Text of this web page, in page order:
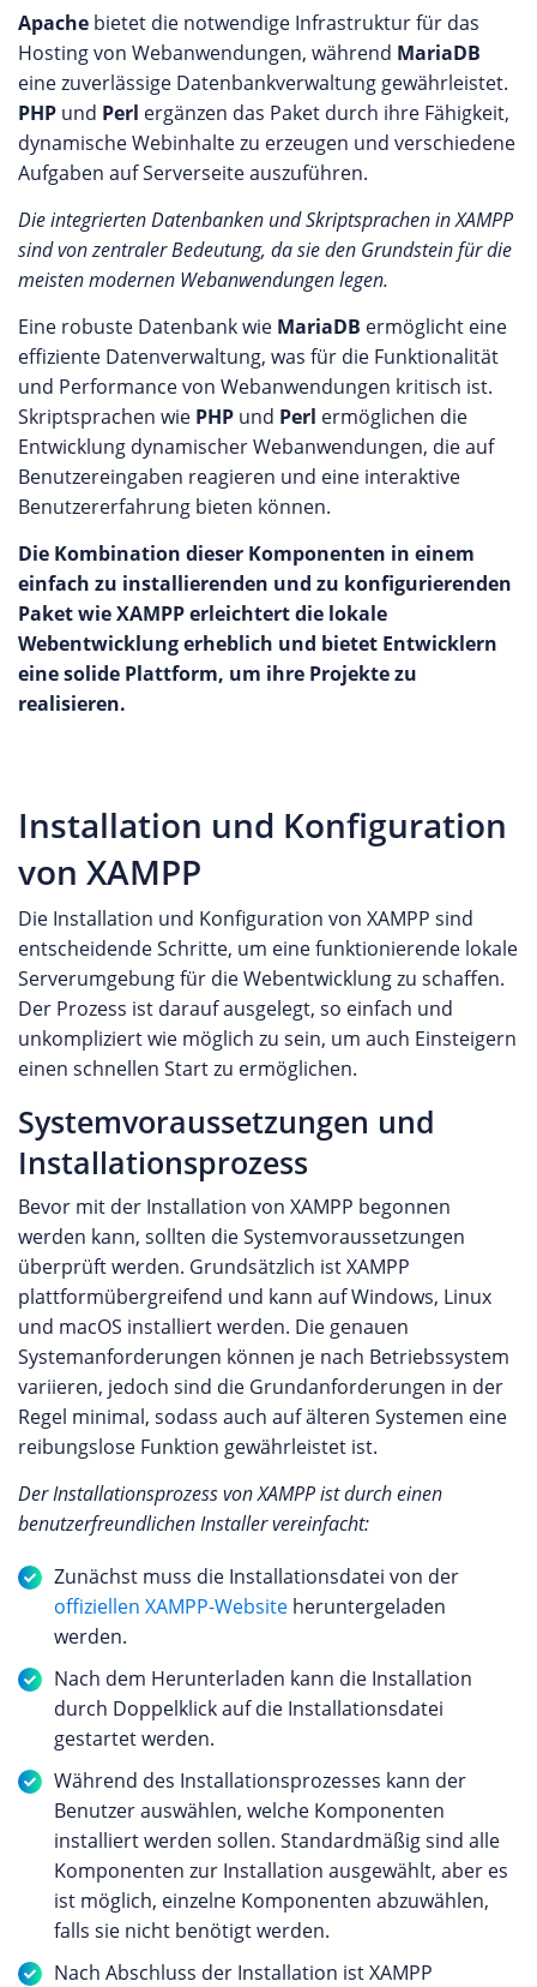
Apache bietet die notwendige Infrastruktur für das
Hosting von Webanwendungen, während MariaDB
eine zuverlässige Datenbankverwaltung gewährleistet.
PHP und Perl ergänzen das Paket durch ihre Fähigkeit,
dynamische Webinhalte zu erzeugen und verschiedene
Aufgaben auf Serverseite auszuführen.
Die integrierten Datenbanken und Skriptsprachen in XAMPP
sind von zentraler Bedeutung, da sie den Grundstein für die
meisten modernen Webanwendungen legen.
Eine robuste Datenbank wie MariaDB ermöglicht eine
effiziente Datenverwaltung, was für die Funktionalität
und Performance von Webanwendungen kritisch ist.
Skriptsprachen wie PHP und Perl ermöglichen die
Entwicklung dynamischer Webanwendungen, die auf
Benutzereingaben reagieren und eine interaktive
Benutzererfahrung bieten können.
Die Kombination dieser Komponenten in einem
einfach zu installierenden und zu konfigurierenden
Paket wie XAMPP erleichtert die lokale
Webentwicklung erheblich und bietet Entwicklern
eine solide Plattform, um ihre Projekte zu
realisieren.
Installation und Konfiguration
von XAMPP
Die Installation und Konfiguration von XAMPP sind
entscheidende Schritte, um eine funktionierende lokale
Serverumgebung für die Webentwicklung zu schaffen.
Der Prozess ist darauf ausgelegt, so einfach und
unkompliziert wie möglich zu sein, um auch Einsteigern
einen schnellen Start zu ermöglichen.
Systemvoraussetzungen und
Installationsprozess
Bevor mit der Installation von XAMPP begonnen
werden kann, sollten die Systemvoraussetzungen
überprüft werden. Grundsätzlich ist XAMPP
plattformübergreifend und kann auf Windows, Linux
und macOS installiert werden. Die genauen
Systemanforderungen können je nach Betriebssystem
variieren, jedoch sind die Grundanforderungen in der
Regel minimal, sodass auch auf älteren Systemen eine
reibungslose Funktion gewährleistet ist.
Der Installationsprozess von XAMPP ist durch einen
benutzerfreundlichen Installer vereinfacht:
Zunächst muss die Installationsdatei von der
offiziellen XAMPP-Website heruntergeladen
werden.
Nach dem Herunterladen kann die Installation
durch Doppelklick auf die Installationsdatei
gestartet werden.
Während des Installationsprozesses kann der
Benutzer auswählen, welche Komponenten
installiert werden sollen. Standardmäßig sind alle
Komponenten zur Installation ausgewählt, aber es
ist möglich, einzelne Komponenten abzuwählen,
falls sie nicht benötigt werden.
Nach Abschluss der Installation ist XAMPP